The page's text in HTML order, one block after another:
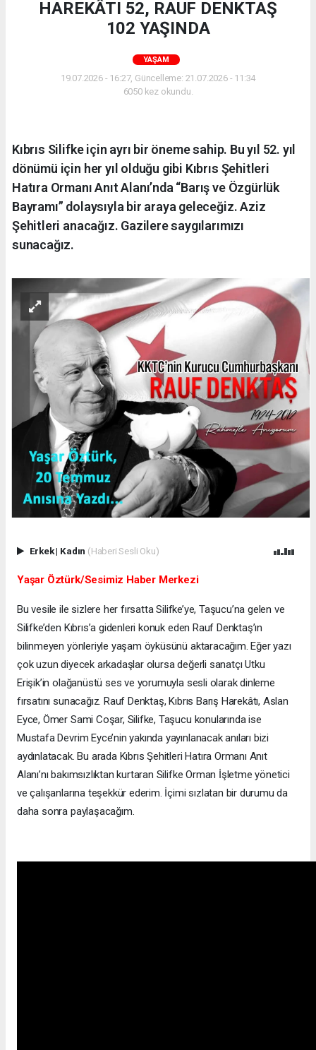
HAREKÂTI 52, RAUF DENKTAŞ
102 YAŞINDA
YAŞAM
19.07.2026 - 16:27, Güncelleme: 21.07.2026 - 11:34
6050 kez okundu.
Kıbrıs Silifke için ayrı bir öneme sahip. Bu yıl 52. yıl
dönümü için her yıl olduğu gibi Kıbrıs Şehitleri
Hatıra Ormanı Anıt Alanı’nda “Barış ve Özgürlük
Bayramı” dolaysıyla bir araya geleceğiz. Aziz
Şehitleri anacağız. Gazilere saygılarımızı
sunacağız.
Erkek| Kadın (Haberi Sesli Oku)
Yaşar Öztürk/Sesimiz Haber Merkezi
Bu vesile ile sizlere her fırsatta Silifke’ye, Taşucu’na gelen ve
Silifke’den Kıbrıs’a gidenleri konuk eden Rauf Denktaş’ın
bilinmeyen yönleriyle yaşam öyküsünü aktaracağım. Eğer yazı
çok uzun diyecek arkadaşlar olursa değerli sanatçı Utku
Erişik’in olağanüstü ses ve yorumuyla sesli olarak dinleme
fırsatını sunacağız. Rauf Denktaş, Kıbrıs Barış Harekâtı, Aslan
Eyce, Ömer Sami Coşar, Silifke, Taşucu konularında ise
Mustafa Devrim Eyce’nin yakında yayınlanacak anıları bizi
aydınlatacak. Bu arada Kıbrıs Şehitleri Hatıra Ormanı Anıt
Alanı’nı bakımsızlıktan kurtaran Silifke Orman İşletme yönetici
ve çalışanlarına teşekkür ederim. İçimi sızlatan bir durumu da
daha sonra paylaşacağım.